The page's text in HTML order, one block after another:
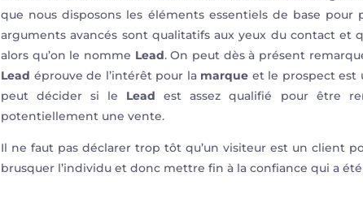
que nous disposons les éléments essentiels de base
arguments avancés sont qualitatifs aux yeux du contact et
alors qu’on le nomme Lead. On peut dès à présent
Lead éprouve de l’intérêt pour la marque et le prospect est
peut décider si le Lead est assez qualifié pour être
potentiellement une vente.
Il ne faut pas déclarer trop tôt qu’un visiteur est un client
brusquer l’individu et donc mettre fin à la confiance qui a